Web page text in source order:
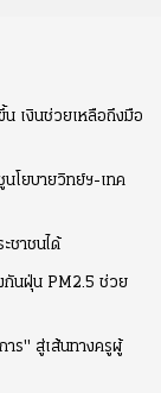
เงินช่วยเหลือถึงมือ
โยบายวิทย์ฯ-เทค
ชาชนได้
กันฝุ่น PM2.5 ช่วย
าร" สู่เส้นทางครูผู้